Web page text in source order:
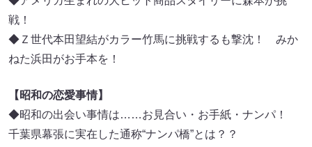
戦！
◆Ｚ世代本田望結がカラー竹馬に挑戦するも撃沈！ みか
ねた浜田がお手本を！
【昭和の恋愛事情】
◆昭和の出会い事情は……お見合い・お手紙・ナンパ！
千葉県幕張に実在した通称“ナンパ橋”とは？？